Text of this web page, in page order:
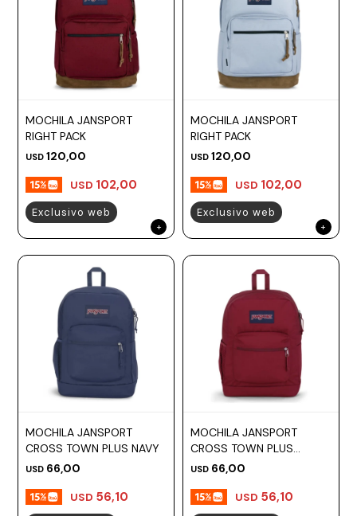
MOCHILA JANSPORT
RIGHT PACK
USD 120,00
USD 102,00
Exclusivo web
MOCHILA JANSPORT
RIGHT PACK
USD 120,00
USD 102,00
Exclusivo web
MOCHILA JANSPORT
CROSS TOWN PLUS NAVY
USD 66,00
USD 56,10
MOCHILA JANSPORT
CROSS TOWN PLUS
RUSSET RED
USD 66,00
USD 56,10